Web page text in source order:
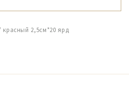
2,5см*20 ярд